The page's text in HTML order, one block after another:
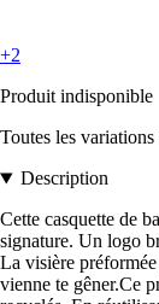
+2
Produit indisponible
Toutes les variations
Description
Cette casquette de
signature. Un logo
La visière
vienne te gêner.Ce